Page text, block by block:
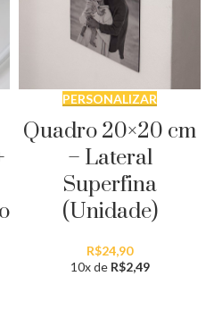
PERSONALIZAR
Quadro 20×20 cm
– Lateral
Superfina
(Unidade)
R$24,90
10x de R$2,49